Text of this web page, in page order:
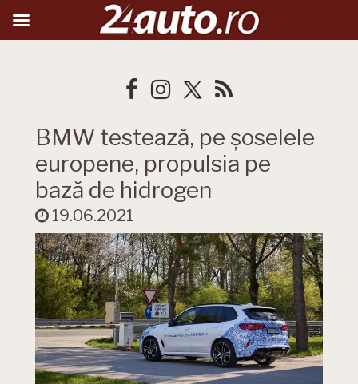
BMW testează, pe șoselele
europene, propulsia pe
bază de hidrogen
19.06.2021